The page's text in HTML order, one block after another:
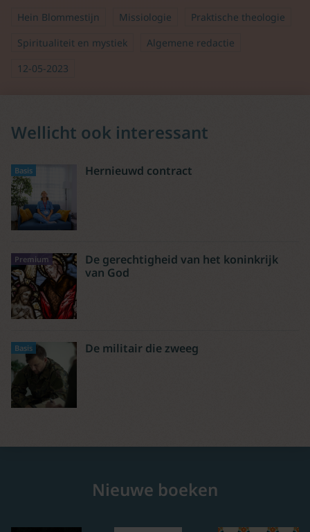
Hein Blommestijn Missiologie
Praktische theologie
Spiritualiteit en mystiek
Algemene redactie
12-05-2023
Wellicht ook interessant
Basis Hernieuwd contract
Premium
De gerechtigheid van het koninkrijk
van God
Basis De militair die zweeg
Nieuwe boeken